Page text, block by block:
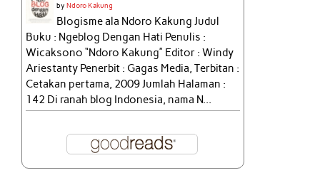
byNdoro Kakung
Blogisme ala Ndoro Kakung Judul
Buku : Ngeblog Dengan Hati Penulis :
Wicaksono “Ndoro Kakung” Editor : Windy
Ariestanty Penerbit : Gagas Media, Terbitan :
Cetakan pertama, 2009 Jumlah Halaman :
142 Di ranah blog Indonesia, nama N...